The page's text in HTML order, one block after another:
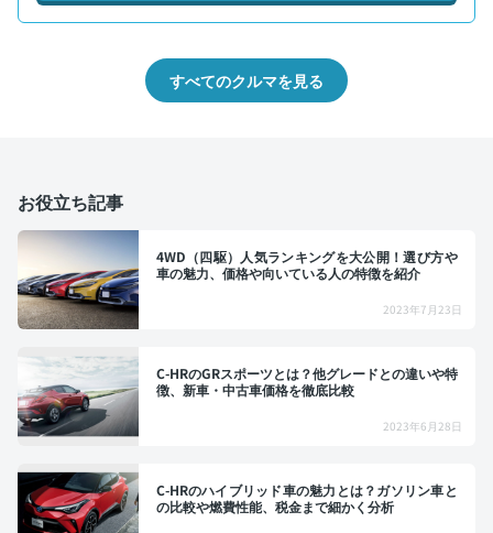
すべてのクルマを見る
お役立ち記事
4WD（四駆）人気ランキングを大公開！選び方や
車の魅力、価格や向いている人の特徴を紹介
2023年7月23日
C-HRのGRスポーツとは？他グレードとの違いや特
徴、新車・中古車価格を徹底比較
2023年6月28日
C-HRのハイブリッド車の魅力とは？ガソリン車と
の比較や燃費性能、税金まで細かく分析